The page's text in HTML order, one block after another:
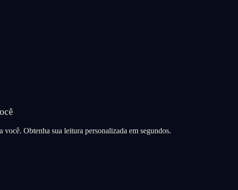
você. Obtenha sua leitura personalizada em segundos.